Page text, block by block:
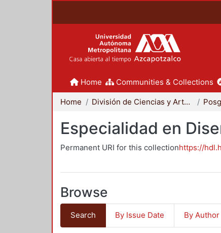
Home Communities & Collections
Home División de Ciencias y Artes para el Diseño
Especialidad en
Permanent URI for this collectionhttps://
Browse
Search By Issue Date By Author